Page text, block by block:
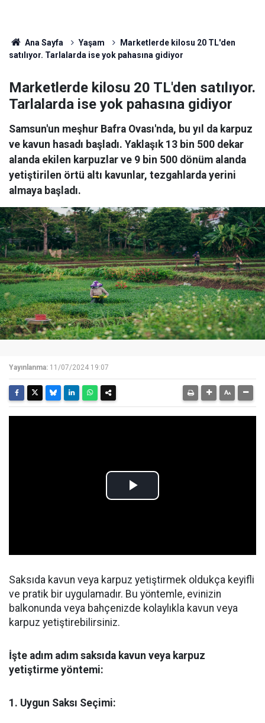
Ana Sayfa Yaşam
Marketlerde kilosu 20 TL'den
satılıyor. Tarlalarda ise yok pahasına gidiyor
Marketlerde kilosu 20 TL'den satılıyor.
Tarlalarda ise yok pahasına gidiyor
Samsun'un meşhur Bafra Ovası'nda, bu yıl da karpuz
ve kavun hasadı başladı. Yaklaşık 13 bin 500 dekar
alanda ekilen karpuzlar ve 9 bin 500 dönüm alanda
yetiştirilen örtü altı kavunlar, tezgahlarda yerini
almaya başladı.
Yayınlanma: 11/07/2024 19:07
Saksıda kavun veya karpuz yetiştirmek oldukça keyifli
ve pratik bir uygulamadır. Bu yöntemle, evinizin
balkonunda veya bahçenizde kolaylıkla kavun veya
karpuz yetiştirebilirsiniz.
İşte adım adım saksıda kavun veya karpuz
yetiştirme yöntemi:
1. Uygun Saksı Seçimi: